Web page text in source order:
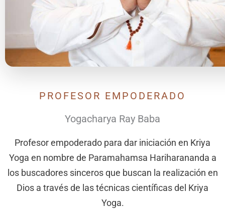
PROFESOR EMPODERADO
Yogacharya Ray Baba
Profesor empoderado para dar iniciación en Kriya
Yoga en nombre de Paramahamsa Hariharananda a
los buscadores sinceros que buscan la realización en
Dios a través de las técnicas científicas del Kriya
Yoga.